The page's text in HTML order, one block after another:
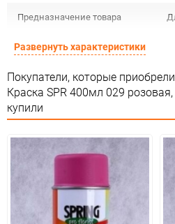
Предназначение товара
Сертификация
Особые условия
Минимальное количество 1
Единица измерения
Развернуть характеристики
Покупатели, которые
Краска SPR 400мл 029
купили